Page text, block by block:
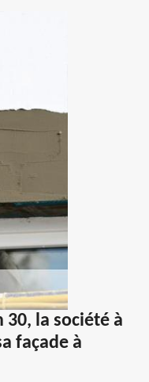
la société à
façade à